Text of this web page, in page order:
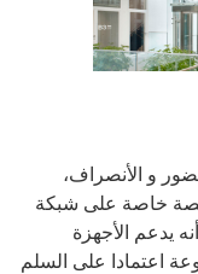
و الأنصراف،
خاصة على شبكة
يدعم الأجهزة
اعتمادا على السلم